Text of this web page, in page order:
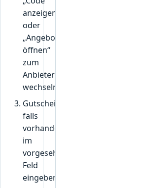
anzeigen“
oder
„Angebot
öffnen“
zum
Anbieter
wechseln.
Gutscheincode,
falls
vorhanden,
im
vorgesehenen
Feld
eingeben.